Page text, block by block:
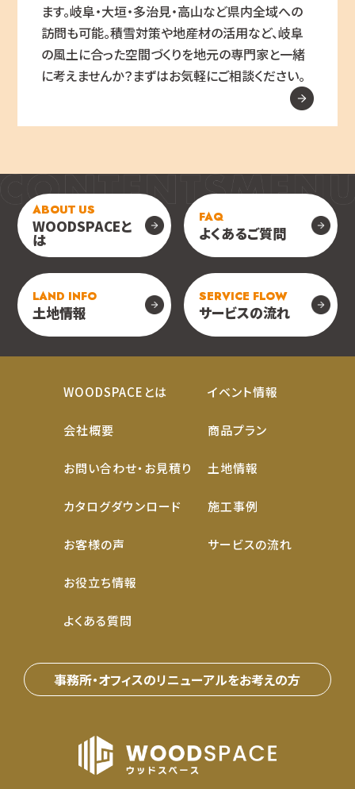
ます。岐阜・大垣・多治見・高山など県内全域への
訪問も可能。積雪対策や地産材の活用など、岐阜
の風土に合った空間づくりを地元の専門家と一緒
に考えませんか？まずはお気軽にご相談ください。
ABOUT US
WOODSPACEと
は
FAQ
よくあるご質問
LAND INFO
土地情報
SERVICE FLOW
サービスの流れ
WOODSPACEとは
会社概要
お問い合わせ・お見積り
カタログダウンロード
お客様の声
お役立ち情報
よくある質問
イベント情報
商品プラン
土地情報
施工事例
サービスの流れ
事務所・オフィスのリニューアルをお考えの⽅